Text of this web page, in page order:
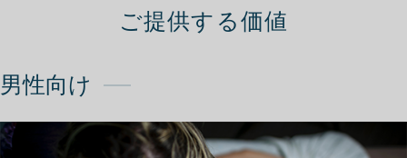
ご提供する価値
男性向け